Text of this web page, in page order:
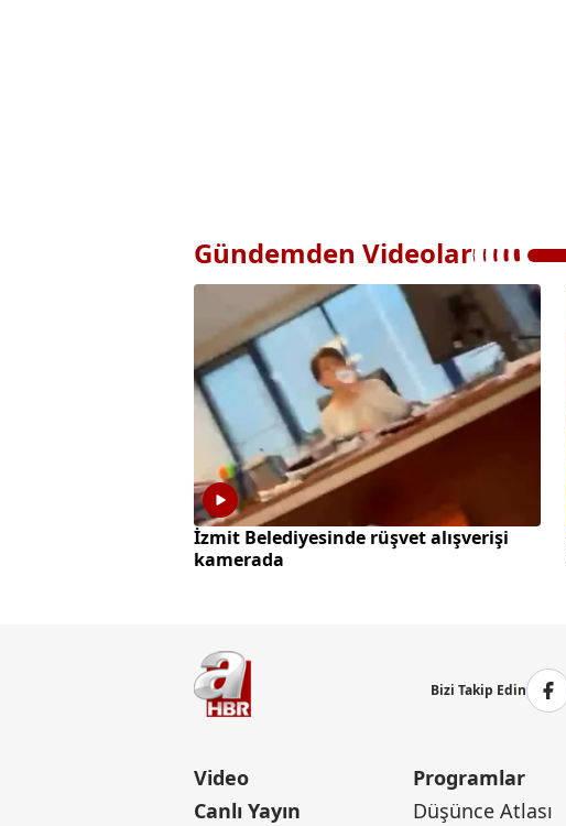
Gündemden Videolar
İzmit Belediyesinde rüşvet alışverişi
kamerada
Bizi Takip Edin
Video
Canlı Yayın
Programlar
Düşünce Atlası